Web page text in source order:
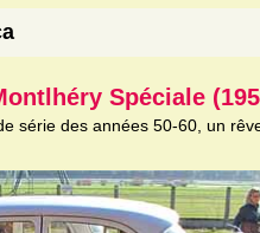
Spéciale
série des années 50-60, un